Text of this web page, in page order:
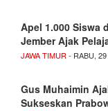
Apel 1.000 Siswa
Jember Ajak
JAWA TIMUR - RABU,
Gus Muhaimin
Sukseskan